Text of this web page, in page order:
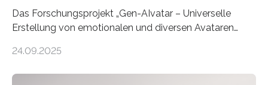
Das Forschungsprojekt „Gen-AIvatar – Universelle
Erstellung von emotionalen und diversen Avataren
Förderung in Höhe von rund 2 Millionen Euro. Dabei
24.09.2025